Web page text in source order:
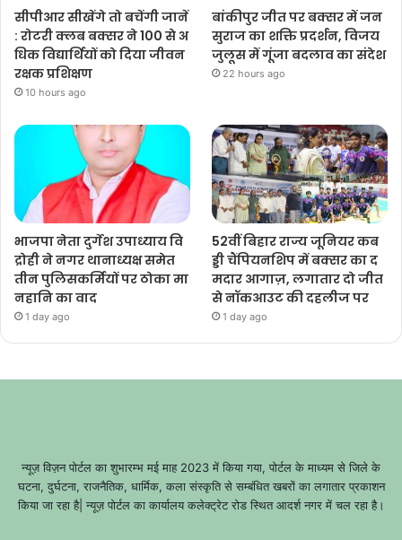
सीपीआर सीखेंगे तो बचेंगी जानें
: रोटरी क्लब बक्सर ने 100 से अ
धिक विद्यार्थियों को दिया जीवन
रक्षक प्रशिक्षण
10 hours ago
बांकीपुर जीत पर बक्सर में जन
सुराज का शक्ति प्रदर्शन, विजय
जुलूस में गूंजा बदलाव का संदेश
22 hours ago
भाजपा नेता दुर्गेश उपाध्याय वि
द्रोही ने नगर थानाध्यक्ष समेत
तीन पुलिसकर्मियों पर ठोका मा
नहानि का वाद
1 day ago
52वीं बिहार राज्य जूनियर कब
ड्डी चैंपियनशिप में बक्सर का द
मदार आगाज़, लगातार दो जीत
से नॉकआउट की दहलीज पर
1 day ago
न्यूज़ विज़न पोर्टल का शुभारम्भ मई माह 2023 में किया गया, पोर्टल के माध्यम से जिले के
घटना, दुर्घटना, राजनैतिक, धार्मिक, कला संस्कृति से सम्बंधित खबरों का लगातार प्रकाशन
किया जा रहा है| न्यूज़ पोर्टल का कार्यालय कलेक्ट्रेट रोड स्थित आदर्श नगर में चल रहा है।